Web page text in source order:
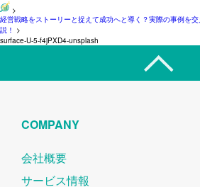
>
経営戦略をストーリーと捉えて成功へと導く？実際の事例を
説！ >
surface-U-5-f4jPXD4-unsplash
COMPANY
会社概要
サービス情報